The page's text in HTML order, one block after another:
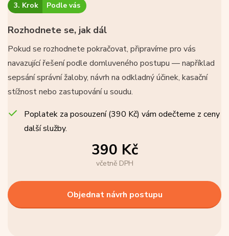
3. Krok Podle vás
Rozhodnete se, jak dál
Pokud se rozhodnete pokračovat, připravíme pro vás
navazující řešení podle domluveného postupu — například
sepsání správní žaloby, návrh na odkladný účinek, kasační
stížnost nebo zastupování u soudu.
Poplatek za posouzení (390 Kč) vám odečteme z ceny
další služby.
390 Kč
včetně DPH
Objednat návrh postupu